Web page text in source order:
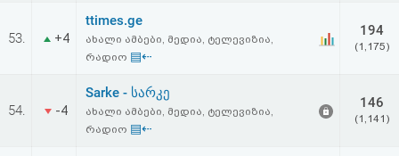
53. +4
ttimes.ge
ახალი ამბები, მედია, ტელევიზია,
რადიო ▤⇠
194
(1,175)
54. -4
Sarke - სარკე
ახალი ამბები, მედია, ტელევიზია,
რადიო ▤⇠
146
(1,141)